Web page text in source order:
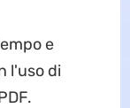
e
l'uso di